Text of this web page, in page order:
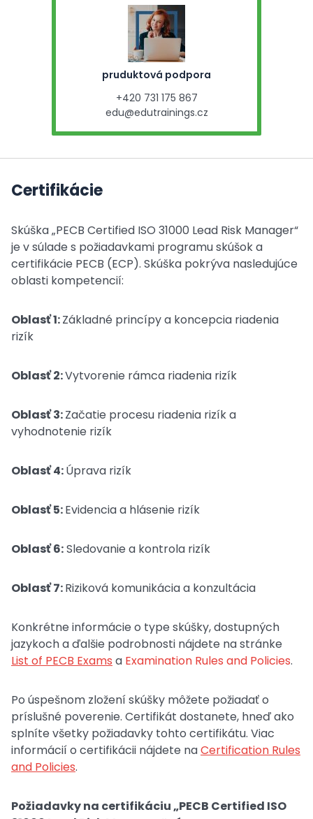
pruduktová podpora
+420 731 175 867
edu@edutrainings.cz
Certifikácie
Skúška „PECB Certified ISO 31000 Lead Risk Manager“
je v súlade s požiadavkami programu skúšok a
certifikácie PECB (ECP). Skúška pokrýva nasledujúce
oblasti kompetencií:
Oblasť 1:Základné princípy a koncepcia riadenia
rizík
Oblasť 2:Vytvorenie rámca riadenia rizík
Oblasť 3:Začatie procesu riadenia rizík a
vyhodnotenie rizík
Oblasť 4:Úprava rizík
Oblasť 5:Evidencia a hlásenie rizík
Oblasť 6:Sledovanie a kontrola rizík
Oblasť 7:Riziková komunikácia a konzultácia
Konkrétne informácie o type skúšky, dostupných
jazykoch a ďalšie podrobnosti nájdete na stránke
List of PECB Exams a Examination Rules and Policies.
Po úspešnom zložení skúšky môžete požiadať o
príslušné poverenie. Certifikát dostanete, hneď ako
splníte všetky požiadavky tohto certifikátu. Viac
informácií o certifikácii nájdete naCertification Rules
and Policies.
Požiadavky na certifikáciu „PECB Certified ISO